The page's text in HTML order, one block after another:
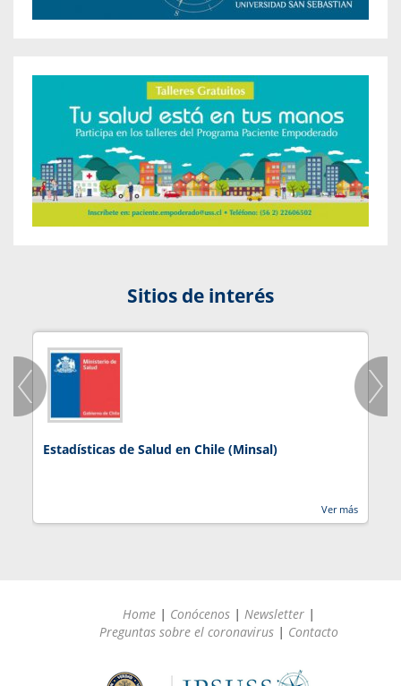
Sitios de interés
Estadísticas de Salud en Chile (Minsal)
Ver más
Home | Conócenos | Newsletter |
Preguntas sobre el coronavirus | Contacto